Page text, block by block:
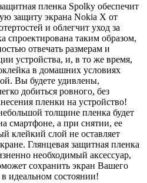
пленка Spolky обеспечит
защиту экрана Nokia X от
и облегчит уход за
спроектирована таким образом,
отвечать размерам и
устройства, и, в то же время,
в домашних условиях
Вы будете удивлены,
добиться ровного, без
пленки на устройство!
толщине пленка будет
смартфоне, а при снятии, ее
клейкий слой не оставляет
Глянцевая защитная пленка
необходимый аксессуар,
сохранить экран Вашего
в идеальном состоянии!